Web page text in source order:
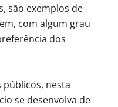
são exemplos de
com algum grau
dos
nesta
se desenvolva de